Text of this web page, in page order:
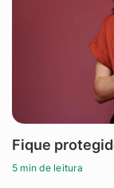
Fique
5 min de leitura